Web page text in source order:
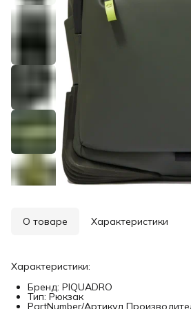
О товаре Характеристики
Характеристики:
Бренд: PIQUADRO
Тип: Рюкзак
PartNumber/Артикул